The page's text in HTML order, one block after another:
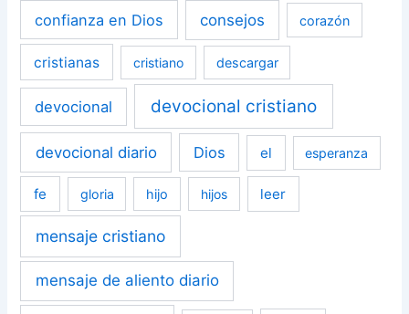
confianza en Dios consejos corazón
cristianas cristiano descargar
devocional devocional cristiano
devocional diario Dios el esperanza
fe gloria hijo hijos leer
mensaje cristiano
mensaje de aliento diario